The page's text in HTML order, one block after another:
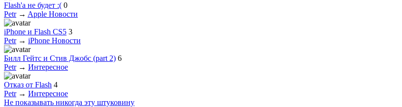
Flash'а не будет :( 0
Petr→ Apple Новости
iPhone и Flash CS5 3
Petr→ iPhone Новости
Билл Гейтс и Стив Джобс (part 2) 6
Petr→ Интересное
Отказ от Flash 4
Petr→ Интересное
Не показывать никогда эту штуковину